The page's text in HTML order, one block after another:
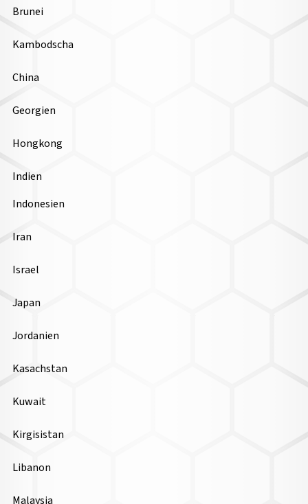
Brunei
Kambodscha
China
Georgien
Hongkong
Indien
Indonesien
Iran
Israel
Japan
Jordanien
Kasachstan
Kuwait
Kirgisistan
Libanon
Malaysia